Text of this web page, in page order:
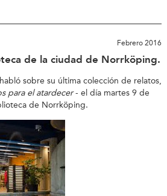
Febrero 2016
de la ciudad de Norrköping.
sobre su última colección de relatos,
para el atardecer- el día martes 9 de
de Norrköping.